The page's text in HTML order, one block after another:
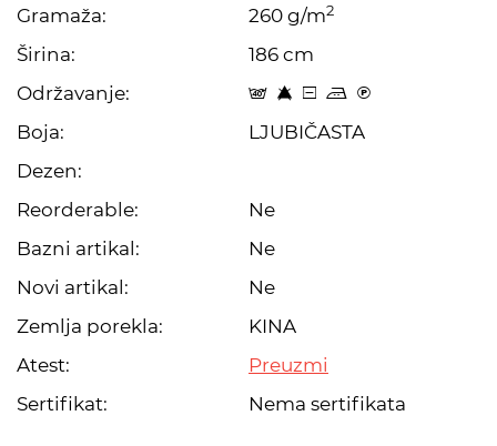
Gramaža:
260 g/m2
Širina:
186 cm
Održavanje:
t 8 a p C
Boja:
LJUBIČASTA
Dezen:
Reorderable:
Ne
Bazni artikal:
Ne
Novi artikal:
Ne
Zemlja porekla:
KINA
Atest:
Preuzmi
Sertifikat:
Nema sertifikata